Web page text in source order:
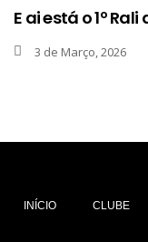
E ai está o 1º
3 de Março, 2026
INÍCIO CLUBE